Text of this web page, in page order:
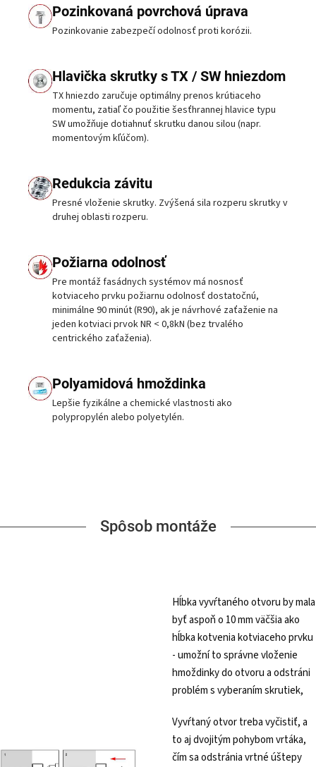
Pozinkovaná povrchová úprava
Pozinkovanie zabezpečí odolnosť proti korózii.
Hlavička skrutky s TX / SW hniezdom
TX hniezdo zaručuje optimálny prenos krútiaceho
momentu, zatiaľ čo použitie šesťhrannej hlavice typu
SW umožňuje dotiahnuť skrutku danou silou (napr.
momentovým kľúčom).
Redukcia závitu
Presné vloženie skrutky. Zvýšená sila rozperu skrutky v
druhej oblasti rozperu.
Požiarna odolnosť
Pre montáž fasádnych systémov má nosnosť
kotviaceho prvku požiarnu odolnosť dostatočnú,
minimálne 90 minút (R90), ak je návrhové zaťaženie na
jeden kotviaci prvok NR < 0,8kN (bez trvalého
centrického zaťaženia).
Polyamidová hmoždinka
Lepšie fyzikálne a chemické vlastnosti ako
polypropylén alebo polyetylén.
Spôsob montáže
Hĺbka vyvŕtaného otvoru by mala
byť aspoň o 10 mm väčšia ako
hĺbka kotvenia kotviaceho prvku
- umožní to správne vloženie
hmoždinky do otvoru a odstráni
problém s vyberaním skrutiek,
Vyvŕtaný otvor treba vyčistiť, a
to aj dvojitým pohybom vrtáka,
čím sa odstránia vrtné úštepy